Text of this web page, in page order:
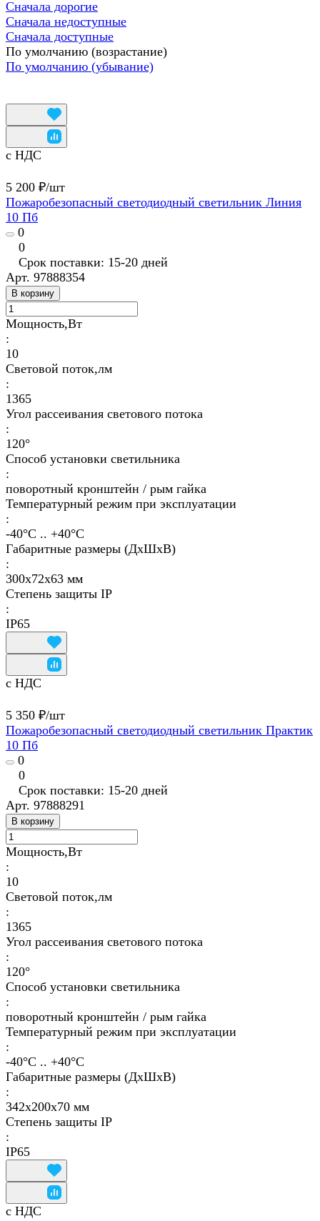
Сначала дорогие
Сначала недоступные
Сначала доступные
По умолчанию (возрастание)
По умолчанию (убывание)
с НДС
5 200 ₽/шт
Пожаробезопасный светодиодный светильник Линия
10 Пб
0
0
Срок поставки: 15-20 дней
Арт. 97888354
В корзину
Мощность,Вт
:
10
Световой поток,лм
:
1365
Угол рассеивания светового потока
:
120°
Способ установки светильника
:
поворотный кронштейн / рым гайка
Температурный режим при эксплуатации
:
-40°С .. +40°C
Габаритные размеры (ДхШхВ)
:
300х72х63 мм
Степень защиты IP
:
IP65
с НДС
5 350 ₽/шт
Пожаробезопасный светодиодный светильник Практик
10 Пб
0
0
Срок поставки: 15-20 дней
Арт. 97888291
В корзину
Мощность,Вт
:
10
Световой поток,лм
:
1365
Угол рассеивания светового потока
:
120°
Способ установки светильника
:
поворотный кронштейн / рым гайка
Температурный режим при эксплуатации
:
-40°С .. +40°C
Габаритные размеры (ДхШхВ)
:
342х200х70 мм
Степень защиты IP
:
IP65
с НДС